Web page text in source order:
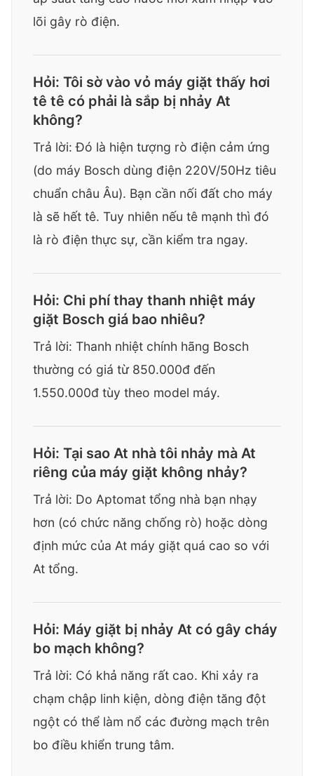
lõi gây rò điện.
Hỏi: Tôi sờ vào vỏ máy giặt thấy hơi
tê tê có phải là sắp bị nhảy At
không?
Trả lời: Đó là hiện tượng rò điện cảm ứng
(do máy Bosch dùng điện 220V/50Hz tiêu
chuẩn châu Âu). Bạn cần nối đất cho máy
là sẽ hết tê. Tuy nhiên nếu tê mạnh thì đó
là rò điện thực sự, cần kiểm tra ngay.
Hỏi: Chi phí thay thanh nhiệt máy
giặt Bosch giá bao nhiêu?
Trả lời: Thanh nhiệt chính hãng Bosch
thường có giá từ 850.000đ đến
1.550.000đ tùy theo model máy.
Hỏi: Tại sao At nhà tôi nhảy mà At
riêng của máy giặt không nhảy?
Trả lời: Do Aptomat tổng nhà bạn nhạy
hơn (có chức năng chống rò) hoặc dòng
định mức của At máy giặt quá cao so với
At tổng.
Hỏi: Máy giặt bị nhảy At có gây cháy
bo mạch không?
Trả lời: Có khả năng rất cao. Khi xảy ra
chạm chập linh kiện, dòng điện tăng đột
ngột có thể làm nổ các đường mạch trên
bo điều khiển trung tâm.